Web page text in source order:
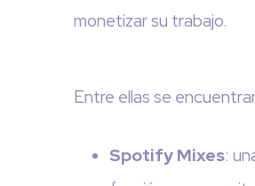
monetizar su trabajo.
Entre ellas se
Spotify Mixes: